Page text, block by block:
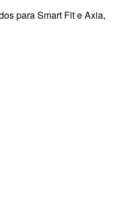
para Smart Fit e Axia,